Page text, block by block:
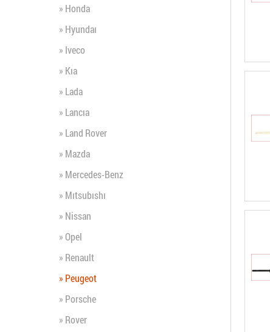
» Honda
» Hyundaı
» Iveco
» Kıa
» Lada
» Lancıa
» Land Rover
» Mazda
» Mercedes-Benz
» Mıtsubıshı
» Nissan
» Opel
» Renault
» Peugeot
» Porsche
» Rover